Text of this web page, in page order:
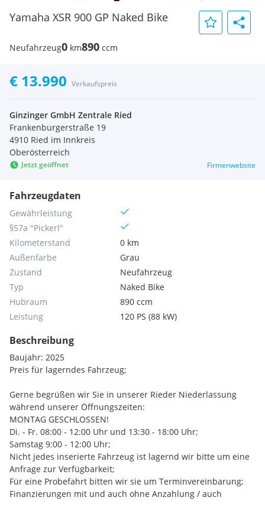
Yamaha XSR 900 GP Naked Bike
Neufahrzeug0 km890 ccm
€ 13.990 Verkaufspreis
Ginzinger GmbH Zentrale Ried
Frankenburgerstraße 19
4910 Ried im Innkreis
Oberösterreich
Jetzt geöffnet Firmenwebsite
Fahrzeugdaten
Gewährleistung
§57a "Pickerl"
Kilometerstand
0 km
Außenfarbe
Grau
Zustand
Neufahrzeug
Typ
Naked Bike
Hubraum
890 ccm
Leistung
120 PS (88 kW)
Beschreibung
Baujahr: 2025
Preis für lagerndes Fahrzeug;
Gerne begrüßen wir Sie in unserer Rieder Niederlassung
während unserer Öffnungszeiten:
MONTAG GESCHLOSSEN!
Di. - Fr. 08:00 - 12:00 Uhr und 13:30 - 18:00 Uhr;
Samstag 9:00 - 12:00 Uhr;
Nicht jedes inserierte Fahrzeug ist lagernd wir bitte um eine
Anfrage zur Verfügbarkeit;
Für eine Probefahrt bitten wir sie um Terminvereinbarung;
Finanzierungen mit und auch ohne Anzahlung / auch